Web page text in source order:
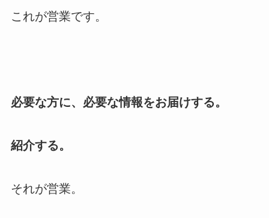
これが営業です。
必要な方に、必要な情報をお届けする。
紹介する。
それが営業。